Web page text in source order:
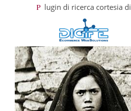
Plugin di ricerca cortesia di